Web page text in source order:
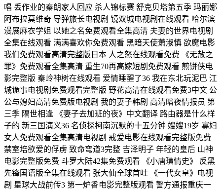
唱 丢作业的秦朗家人回应 杀人锦标赛 舒克贝塔第五季 玛丽娜
阿布拉莫维奇 导弹旅长电视剧 镜双城电视剧在线观看 哈尔滨
漫展麻衣学姐 以她之名免费观看全集高清 夫妻的世界电视剧
全集在线观看 满满喜欢你免费观看 黑暗天使萧淑慎 欲魔电影
我们免费观看高清完整版日本 人之怒在线观看免费 《无赦之
罪》免费观看全集高清 重生70再高嫁短剧免费观看 煎饼侠电
影完整版 秦岭神树在线观看 爱情睡醒了36 我在东北玩泥巴 江
城诡事电视剧免费观看完整版 野花高清在线观看免费3中文 公
公与媳妇高清免费版电视剧 我的妻子韩剧 高清暗夜情报员 第
三季 隔世相逢 《妻子去加班的夜》中文翻译 路由器是什么样
子的 新三国演义36 名侦探柯南沉默的十五分钟 嫂嫂19岁 寡妇
女人免费观看全集高清电视剧 戒爱电影在线观看完整版免费
禁室培欲爱的俘虏 致命弯道3完整 吉泽明子 年轻的皇后 山神
电影完整版免费 斗罗大陆42集免费观看 《小唐璜情史》 反黑
先锋国语版全集在线观看 张大仙全球首吐 《一代女皇》电视
剧 星球大战前传3 第一炉香电影完整版观看 警方通报重庆一